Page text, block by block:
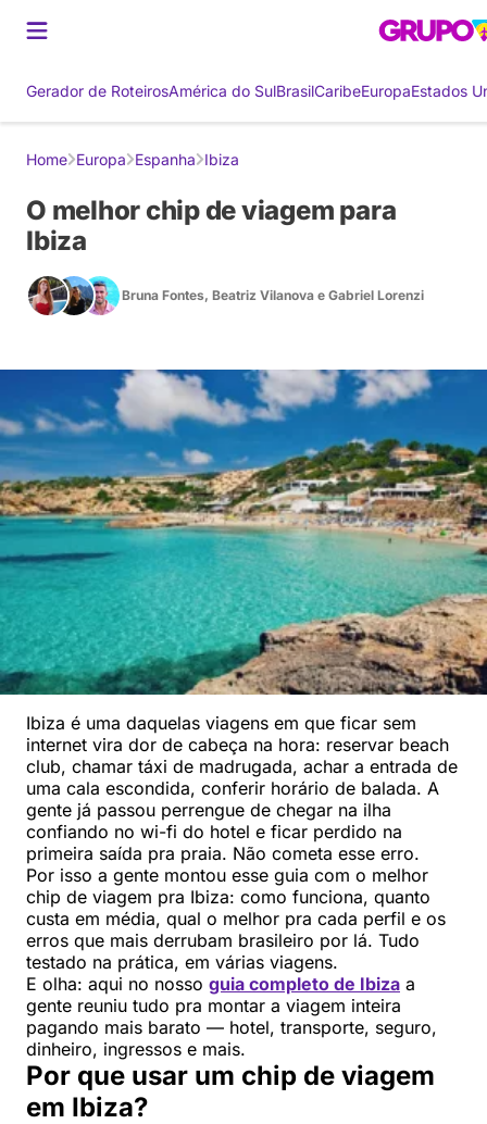
Gerador de RoteirosAmérica do SulBrasilCaribeEuropaEstados
Home Europa Espanha Ibiza
O melhor chip de viagem para
Ibiza
Bruna Fontes, Beatriz Vilanova e Gabriel Lorenzi
Ibiza é uma daquelas viagens em que ficar sem
internet vira dor de cabeça na hora: reservar beach
club, chamar táxi de madrugada, achar a entrada de
uma cala escondida, conferir horário de balada. A
gente já passou perrengue de chegar na ilha
confiando no wi-fi do hotel e ficar perdido na
primeira saída pra praia. Não cometa esse erro.
Por isso a gente montou esse guia com o melhor
chip de viagem pra Ibiza: como funciona, quanto
custa em média, qual o melhor pra cada perfil e os
erros que mais derrubam brasileiro por lá. Tudo
testado na prática, em várias viagens.
E olha: aqui no nosso guia completo de Ibiza a
gente reuniu tudo pra montar a viagem inteira
pagando mais barato — hotel, transporte, seguro,
dinheiro, ingressos e mais.
Por que usar um chip de viagem
em Ibiza?